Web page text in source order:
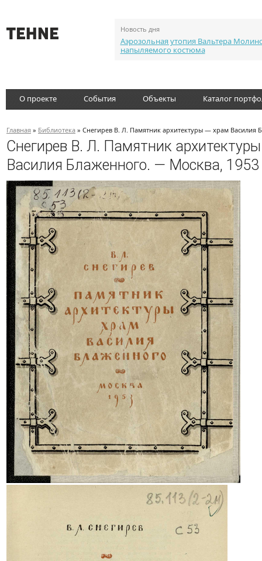
Новость дня
Аэрозольная утопия Вальтера
напыляемого костюма
О проекте События Объекты Каталог
Главная » Библиотека » Снегирев В. Л. Памятник архитектуры — храм Василия
Снегирев В. Л. Памятник
Василия Блаженного. — Москва, 1953